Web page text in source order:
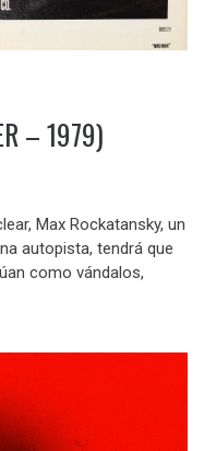
– 1979)
Max Rockatansky, un
autopista, tendrá que
como vándalos,